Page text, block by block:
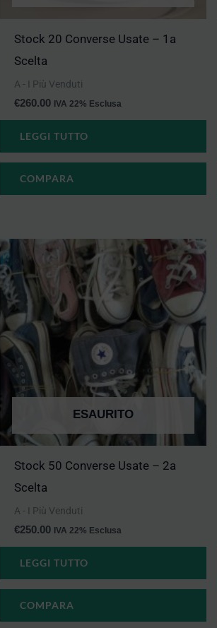
Stock 20 Converse Usate – 1a
Scelta
A - I Più Venduti
€260.00 IVA 22% Esclusa
LEGGI TUTTO
COMPARA
ESAURITO
Stock 50 Converse Usate – 2a
Scelta
A - I Più Venduti
€250.00 IVA 22% Esclusa
LEGGI TUTTO
COMPARA